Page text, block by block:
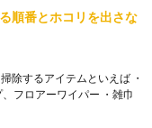
順番とホコリを出さな
除するアイテムといえば ・
フロアーワイパー ・雑巾